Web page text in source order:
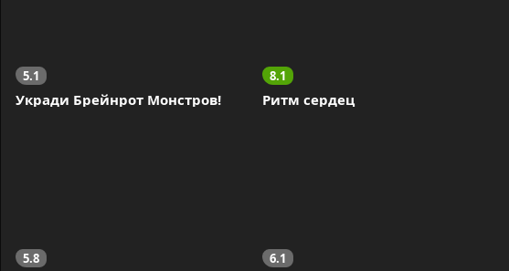
5.1
Укради Брейнрот Монстров!
8.1
Ритм сердец
5.8 6.1